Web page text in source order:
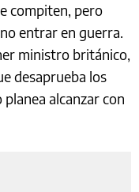
compiten, pero
entrar en guerra.
ministro británico,
desaprueba los
alcanzar con